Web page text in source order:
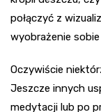
połączyć z
wyobrażenie
Oczywiście
Jeszcze innych
medytacji lub po